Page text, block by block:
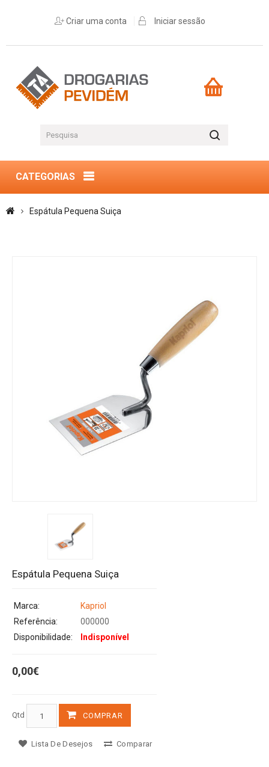
Criar uma conta Iniciar sessão
CATEGORIAS
Espátula Pequena Suiça
Espátula Pequena Suiça
Marca:
Kapriol
Referência:
000000
Disponibilidade:
Indisponível
0,00€
Qtd COMPRAR
Lista De Desejos Comparar